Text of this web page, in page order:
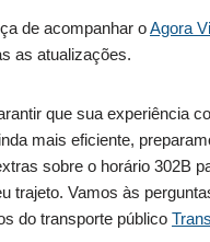
de acompanhar oAgora
as atualizações.
que sua experiência
mais eficiente,
sobre o horário 302B
trajeto. Vamos às
do transporte público